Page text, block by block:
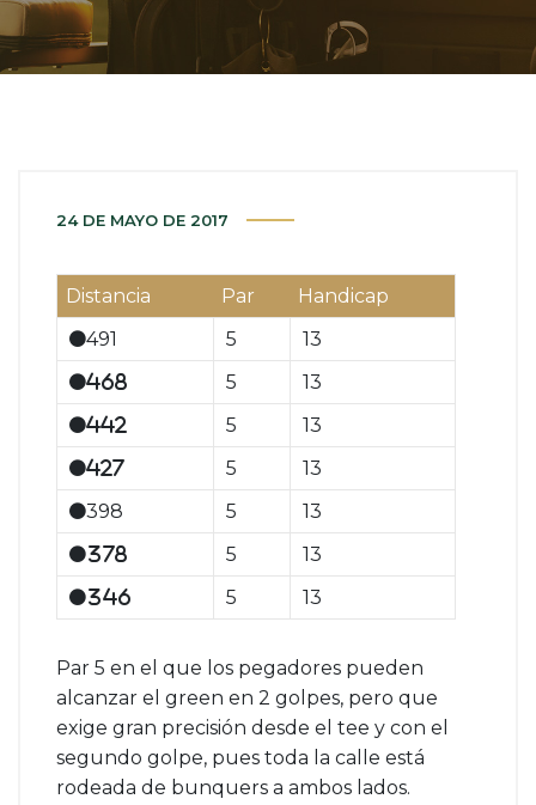
24 DE MAYO DE 2017
Distancia Par
Handicap
491
5 13
468 5 13
442 5 13
427 5
13
398
5 13
378 5 13
346 5 13
Par 5 en el que los pegadores pueden
alcanzar el green en 2 golpes, pero que
exige gran precisión desde el tee y con el
segundo golpe, pues toda la calle está
rodeada de bunquers a ambos lados.